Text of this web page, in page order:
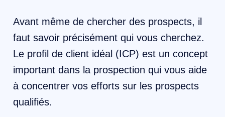
Avant même de chercher des prospects, il
faut savoir précisément qui vous cherchez.
Le profil de client idéal (ICP) est un concept
important dans la prospection qui vous aide
à concentrer vos efforts sur les prospects
qualifiés.